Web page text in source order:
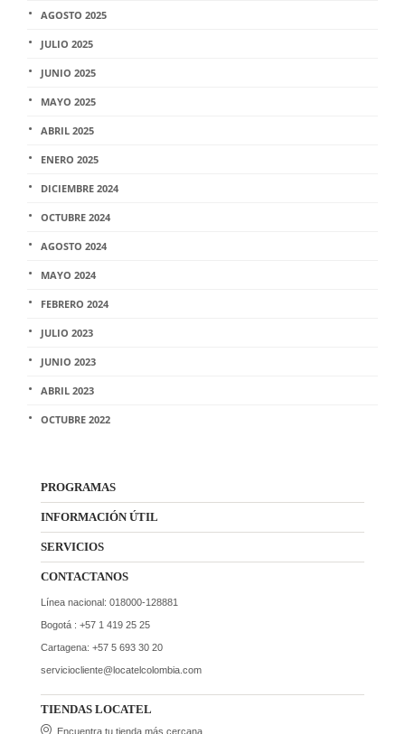
AGOSTO 2025
JULIO 2025
JUNIO 2025
MAYO 2025
ABRIL 2025
ENERO 2025
DICIEMBRE 2024
OCTUBRE 2024
AGOSTO 2024
MAYO 2024
FEBRERO 2024
JULIO 2023
JUNIO 2023
ABRIL 2023
OCTUBRE 2022
PROGRAMAS
INFORMACIÓN ÚTIL
SERVICIOS
CONTACTANOS
Línea nacional: 018000-128881
Bogotá : +57 1 419 25 25
Cartagena: +57 5 693 30 20
serviciocliente@locatelcolombia.com
TIENDAS LOCATEL
Encuentra tu tienda más cercana